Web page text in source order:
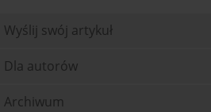
Wyślij swój artykuł
Dla autorów
Archiwum